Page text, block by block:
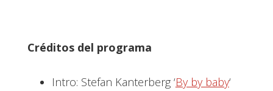
Créditos del programa
Intro: Stefan Kanterberg ‘By by baby‘